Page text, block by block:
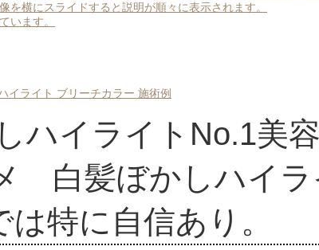
横にスライドすると説明が順々に表示されます。
います。
ライト ブリーチカラー 施術例
ハイライトNo.1美
白髪ぼかしハイラ
特に自信あり。